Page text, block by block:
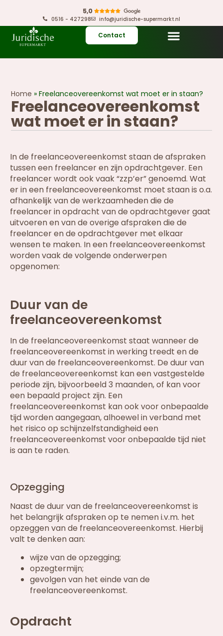
0516 - 427298 info@juridische-supermarkt.nl
Contact
Home »Freelanceovereenkomst wat moet er in staan?
Freelanceovereenkomst
wat moet er in staan?
In de freelanceovereenkomst staan de afspraken
tussen een freelancer en zijn opdrachtgever. Een
freelancer wordt ook vaak “zzp’er” genoemd. Wat
er in een freelanceovereenkomst moet staan is o.a.
afhankelijk van de werkzaamheden die de
freelancer in opdracht van de opdrachtgever gaat
uitvoeren en van de overige afspraken die de
freelancer en de opdrachtgever met elkaar
wensen te maken. In een freelanceovereenkomst
worden vaak de volgende onderwerpen
opgenomen:
Duur van de
freelanceovereenkomst
In de freelanceovereenkomst staat wanneer de
freelanceovereenkomst in werking treedt en de
duur van de freelanceovereenkomst. De duur van
de freelanceovereenkomst kan een vastgestelde
periode zijn, bijvoorbeeld 3 maanden, of kan voor
een bepaald project zijn. Een
freelanceovereenkomst kan ook voor onbepaalde
tijd worden aangegaan, alhoewel in verband met
het risico op schijnzelfstandigheid een
freelanceovereenkomst voor onbepaalde tijd niet
is aan te raden.
Opzegging
Naast de duur van de freelanceovereenkomst is
het belangrijk afspraken op te nemen i.v.m. het
opzeggen van de freelanceovereenkomst. Hierbij
valt te denken aan:
wijze van de opzegging;
opzegtermijn;
gevolgen van het einde van de
freelanceovereenkomst.
Opdracht